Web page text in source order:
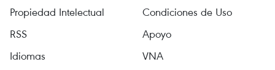
Propiedad Intelectual
Condiciones de Uso
RSS
Apoyo
Idiomas
VNA